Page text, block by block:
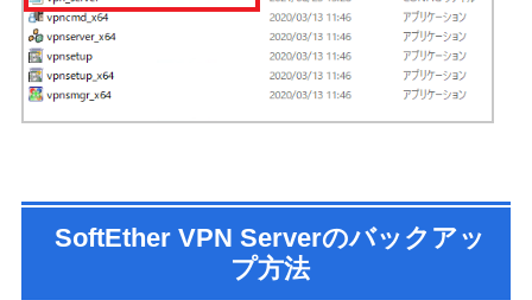
SoftEther VPN Serverのバックアッ
プ方法